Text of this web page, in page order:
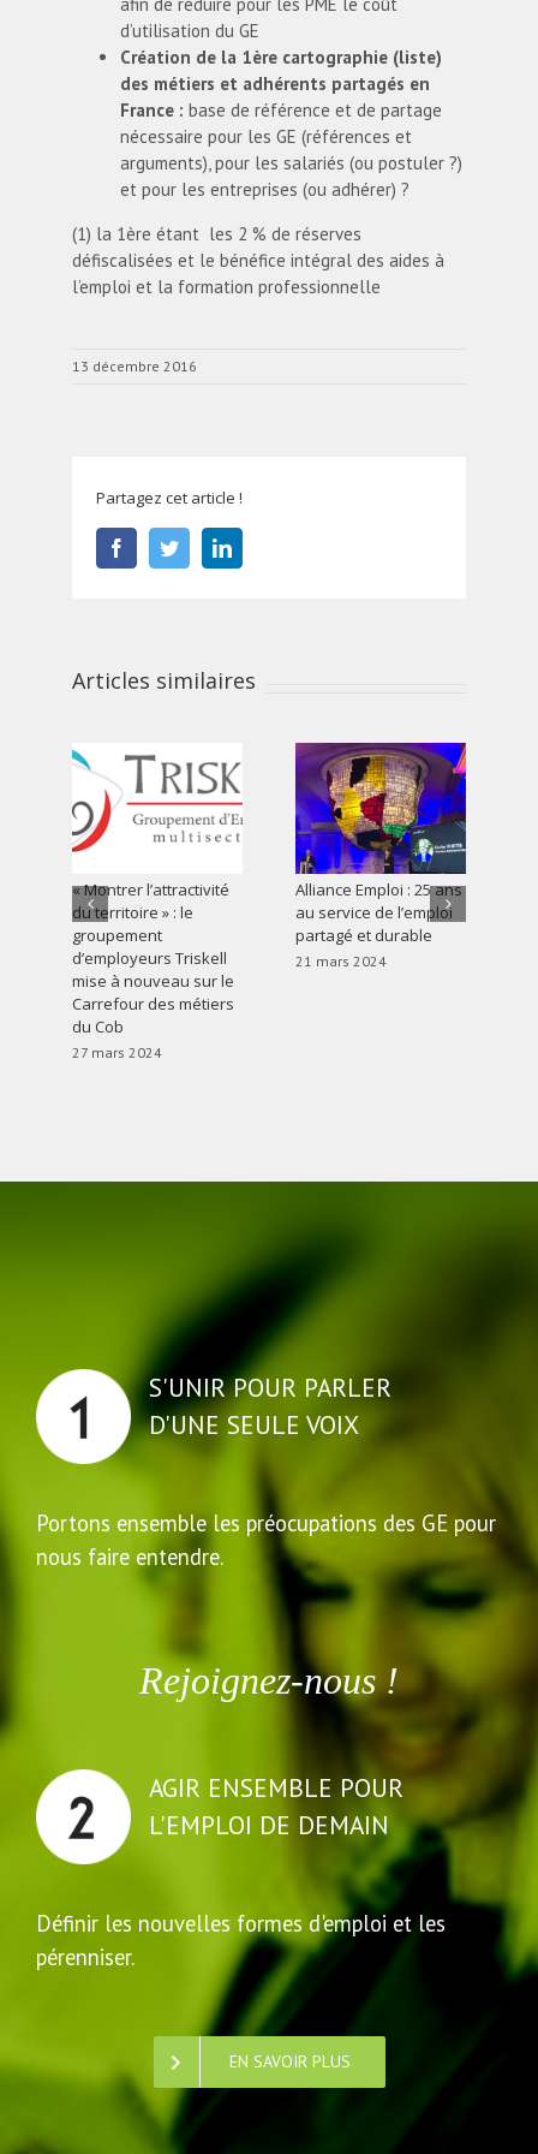
d’utilisation du GE
Création de la 1ère cartographie (liste)
des métiers et adhérents partagés en
France : base de référence et de partage
nécessaire pour les GE (références et
arguments), pour les salariés (ou postuler ?)
et pour les entreprises (ou adhérer) ?
(1) la 1ère étant les 2 % de réserves
défiscalisées et le bénéfice intégral des aides à
l’emploi et la formation professionnelle
13 décembre 2016
Partagez cet article !
FacebookTwitterLinkedIn
Articles similaires
« Montrer l’attractivité
du territoire » : le
groupement
d’employeurs Triskell
mise à nouveau sur le
Carrefour des métiers
du Cob
27 mars 2024
Alliance Emploi : 25 ans
au service de l’emploi
partagé et durable
21 mars 2024
S'UNIR POUR PARLER
D'UNE SEULE VOIX
Portons ensemble les préocupations des GE pour
nous faire entendre.
Rejoignez-nous !
AGIR ENSEMBLE POUR
L'EMPLOI DE DEMAIN
Définir les nouvelles formes d'emploi et les
pérenniser.
EN SAVOIR PLUS